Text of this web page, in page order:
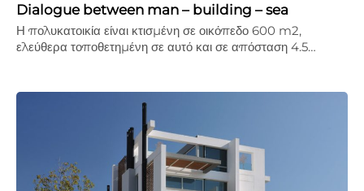
Dialogue between man – building – sea
Η πολυκατοικία είναι κτισμένη σε οικόπεδο 600 m2,
ελεύθερα τοποθετημένη σε αυτό και σε απόσταση 4.5…